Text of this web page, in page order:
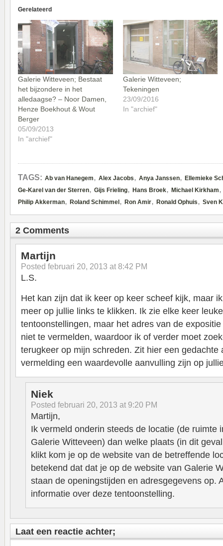
Gerelateerd
Galerie Witteveen; Bestaat
het bijzondere in het
alledaagse? – Noor Damen,
Henze Boekhout & Wout
Berger
05/09/2013
In "archief"
Galerie Witteveen;
Tekeningen
23/09/2016
In "archief"
TAGS: Ab van Hanegem, Alex Jacobs, Anya Janssen, Ellemieke
Ge-Karel van der Sterren, Gijs Frieling, Hans Broek, Michael Kirkham
Philip Akkerman, Roland Schimmel, Ron Amir, Ronald Ophuis, Sven
2 Comments
Martijn
Posted februari 20, 2013 at 8:42 PM
L.S.
Het kan zijn dat ik keer op keer scheef kijk, maar
meer op jullie links te klikken. Ik zie elke keer
tentoonstellingen, maar het adres van de
niet te vermelden, waardoor ik of verder moet
terugkeer op mijn schreden. Zit hier een gedachte
vermelding een waardevolle aanvulling zijn op
Niek
Posted februari 20, 2013 at 9:20 PM
Martijn,
Ik vermeld onderin steeds de locatie (de ruimte
Galerie Witteveen) dan welke plaats (in dit
klikt kom je op de website van de betreffende
betekend dat dat je op de website van Galerie
staan de openingstijden en adresgegevens op.
informatie over deze tentoonstelling.
Laat een reactie achter;